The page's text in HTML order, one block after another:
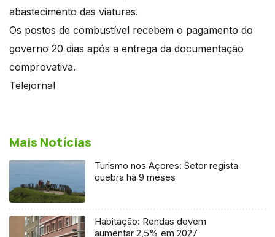
abastecimento das viaturas.
Os postos de combustível recebem o pagamento do
governo 20 dias após a entrega da documentação
comprovativa.
Telejornal
Mais Notícias
Turismo nos Açores: Setor regista
quebra há 9 meses
Habitação: Rendas devem
aumentar 2,5% em 2027